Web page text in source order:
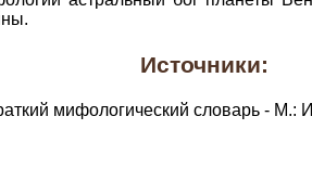
Источники:
мифологический словарь - М.: